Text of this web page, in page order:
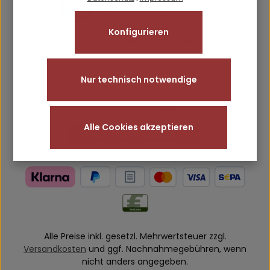
Alle Preise inkl. gesetzl. Mehrwertsteuer zzgl.
Versandkosten und ggf. Nachnahmegebühren, wenn
nicht anders angegeben.
Nur technisch notwendige
Konfigurieren
Alle Cookies akzeptieren